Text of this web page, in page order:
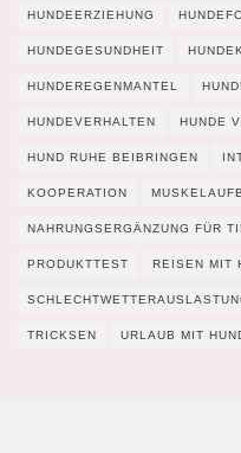
HUNDEERZIEHUNG
HUNDEGESUNDHEIT
HUNDEREGENMANTEL
HUNDEVERHALTEN HUNDE
HUND RUHE BEIBRINGEN
KOOPERATION
NAHRUNGSERGÄNZUNG FÜR
PRODUKTTEST REISEN MIT
TRICKSEN URLAUB MIT